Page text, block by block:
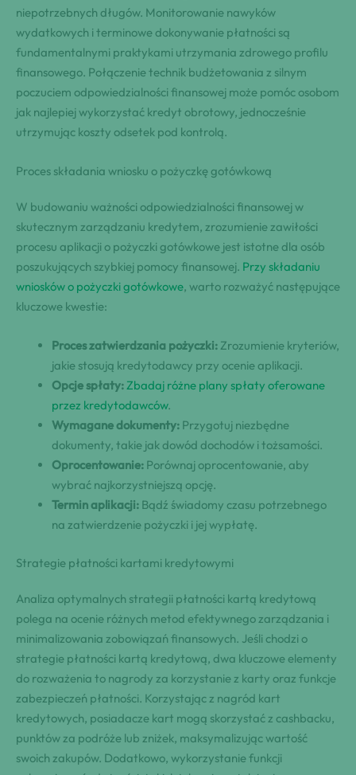
niepotrzebnych długów. Monitorowanie nawyków
wydatkowych i terminowe dokonywanie płatności są
fundamentalnymi praktykami utrzymania zdrowego profilu
finansowego. Połączenie technik budżetowania z silnym
poczuciem odpowiedzialności finansowej może pomóc osobom
jak najlepiej wykorzystać kredyt obrotowy, jednocześnie
utrzymując koszty odsetek pod kontrolą.
Proces składania wniosku o pożyczkę gotówkową
W budowaniu ważności odpowiedzialności finansowej w
skutecznym zarządzaniu kredytem, zrozumienie zawiłości
procesu aplikacji o pożyczki gotówkowe jest istotne dla osób
poszukujących szybkiej pomocy finansowej. Przy składaniu
wniosków o pożyczki gotówkowe, warto rozważyć następujące
kluczowe kwestie:
Proces zatwierdzania pożyczki: Zrozumienie kryteriów,
jakie stosują kredytodawcy przy ocenie aplikacji.
Opcje spłaty:Zbadaj różne plany spłaty oferowane
przez kredytodawców.
Wymagane dokumenty: Przygotuj niezbędne
dokumenty, takie jak dowód dochodów i tożsamości.
Oprocentowanie: Porównaj oprocentowanie, aby
wybrać najkorzystniejszą opcję.
Termin aplikacji: Bądź świadomy czasu potrzebnego
na zatwierdzenie pożyczki i jej wypłatę.
Strategie płatności kartami kredytowymi
Analiza optymalnych strategii płatności kartą kredytową
polega na ocenie różnych metod efektywnego zarządzania i
minimalizowania zobowiązań finansowych. Jeśli chodzi o
strategie płatności kartą kredytową, dwa kluczowe elementy
do rozważenia to nagrody za korzystanie z karty oraz funkcje
zabezpieczeń płatności. Korzystając z nagród kart
kredytowych, posiadacze kart mogą skorzystać z cashbacku,
punktów za podróże lub zniżek, maksymalizując wartość
swoich zakupów. Dodatkowo, wykorzystanie funkcji